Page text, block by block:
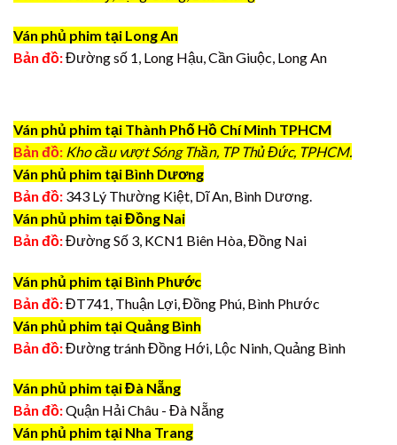
Ván phủ phim tại Long An
Bản đồ:Đường số 1, Long Hậu, Cần Giuộc, Long An
Ván phủ phim tại Thành Phố Hồ Chí Minh TPHCM
Bản đồ: Kho cầu vượt Sóng Thần, TP Thủ Đức, TPHCM.
Ván phủ phim tại Bình Dương
Bản đồ: 343 Lý Thường Kiệt, Dĩ An, Bình Dương.
Ván phủ phim tại Đồng Nai
Bản đồ:Đường Số 3, KCN1 Biên Hòa, Đồng Nai
Ván phủ phim tại Bình Phước
Bản đồ:ĐT741, Thuận Lợi, Đồng Phú, Bình Phước
Ván phủ phim tại Quảng Bình
Bản đồ:Đường tránh Đồng Hới, Lộc Ninh, Quảng Bình
Ván phủ phim tại Đà Nẵng
Bản đồ:Quận Hải Châu - Đà Nẵng
Ván phủ phim tại Nha Trang